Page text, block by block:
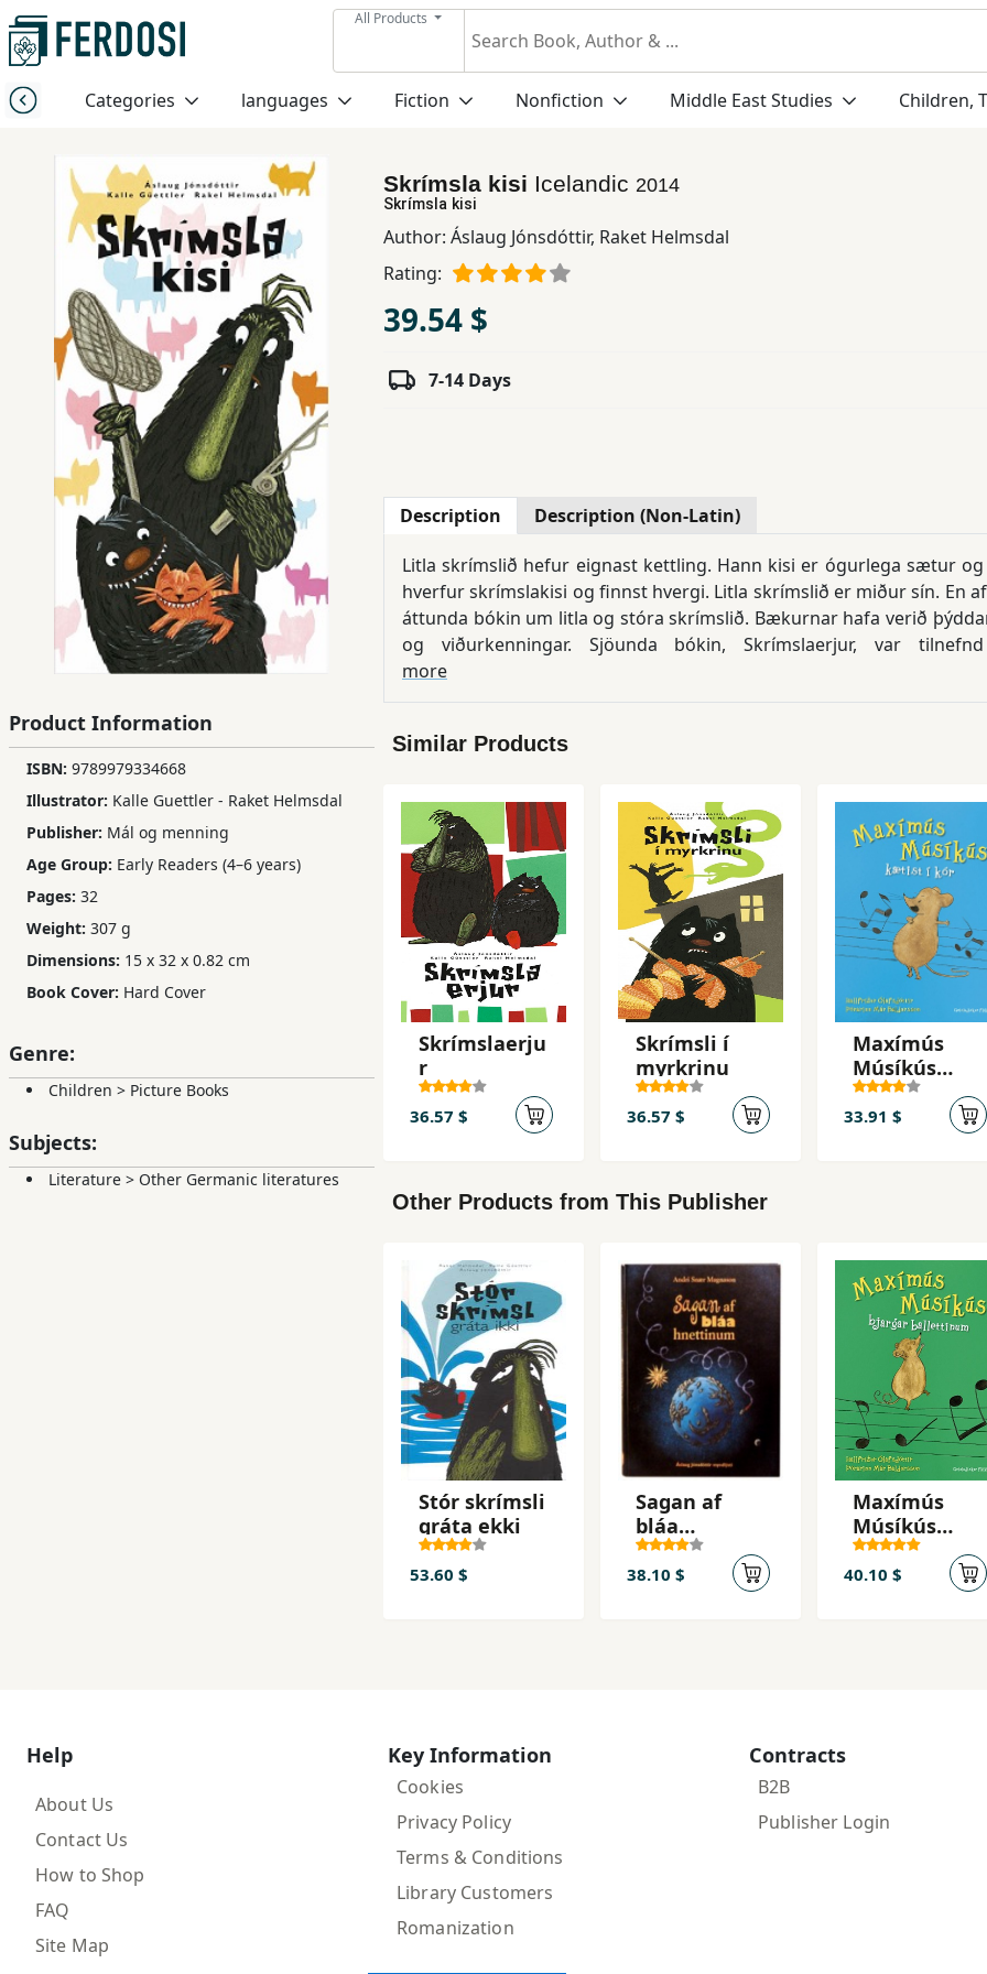
All Products
Categories languages Fiction Nonfiction Middle East Studies Children,
Menu
Category
languages
Nonfiction
Middle
Studies
Children,
Educational
Ferdosi
Publishing
Subscription
Services
Product Information
ISBN: 9789979334668
Illustrator: Kalle Guettler - Raket Helmsdal
Publisher: Mál og menning
Age Group: Early Readers (4–6 years)
Pages: 32
Weight: 307 g
Dimensions: 15 x 32 x 0.82 cm
Book Cover: Hard Cover
Genre:
Children > Picture Books
Subjects:
Literature > Other Germanic literatures
Skrímsla kisi Icelandic 2014
Skrímsla kisi
Author: Áslaug Jónsdóttir, Raket Helmsdal
Rating:
39.54 $
7-14 Days
Description Description (Non-Latin)
Litla skrímslið hefur eignast kettling. Hann kisi er ógurlega sætur
hverfur skrímslakisi og finnst hvergi. Litla skrímslið er miður sín. En
áttunda bókin um litla og stóra skrímslið. Bækurnar hafa verið
og viðurkenningar. Sjöunda bókin, Skrímslaerjur, var
unglingabókmenntir. Í tilefni þess að 10 ár eru frá útgáfu fyrstu
verið endurprentuð og er dreift samhliða þeirri nýju.
more
Similar Products
Skrímslaerju
r
36.57 $
Skrímsli í
myrkrinu
36.57 $
Maxímús
Músíkús
kætist í kór
(+CD)
33.91 $
Other Products from This Publisher
Stór skrímsli
gráta ekki
53.60 $
Sagan af
bláa
hnettinum
38.10 $
Maxímús
Músíkús
bjargar
ballettinum
40.10 $
Help
About Us
Contact Us
How to Shop
FAQ
Site Map
Key Information
Cookies
Privacy Policy
Terms & Conditions
Library Customers
Romanization
Contracts
B2B
Publisher Login